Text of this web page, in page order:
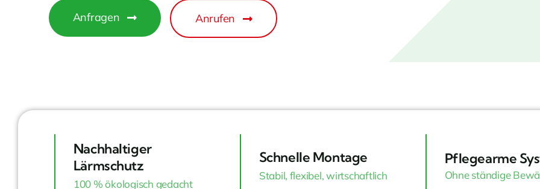
Anfragen Anrufen
Nachhaltiger
Lärmschutz
100 % ökologisch gedacht
Schnelle Montage
Stabil, flexibel, wirtschaftlich
Pflegearme
Ohne ständige